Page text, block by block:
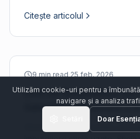
Utilizăm cookie-uri pentru a
navigare și a analiza
Doar
Citește articolul
9 min read·25 feb. 2026
Linii de Îmbuteliere
Selecție și Evaluare a
Ghid cuprinzător pentru